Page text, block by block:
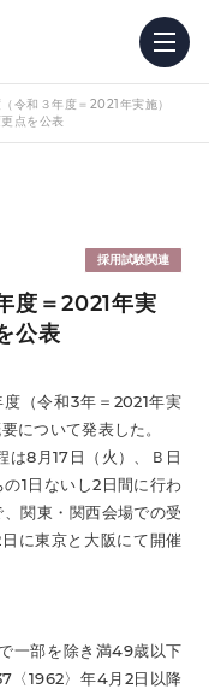
令和３年度＝2021年実施）
点を公表
採用試験関連
度＝2021年実
公表
（令和3年＝2021年実
について発表した。
は8月17日（火）、Ｂ日
1日ないし2日間に行わ
関東・関西会場での受
に東京と大阪にて開催
一部を除き満49歳以下
〈1962〉年4月2日以降